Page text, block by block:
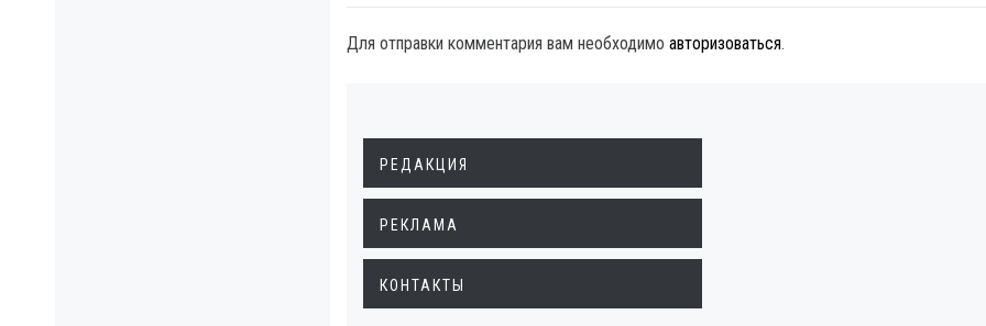
Для отправки комментария вам необходимо авторизоваться.
РЕДАКЦИЯ
РЕКЛАМА
КОНТАКТЫ